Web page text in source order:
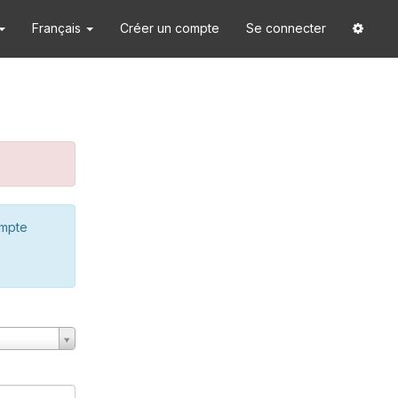
Français Créer un compte Se connecter